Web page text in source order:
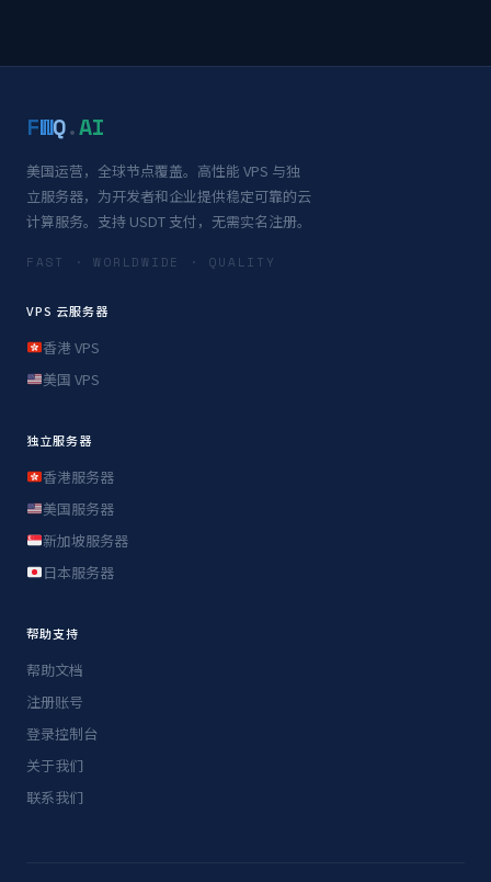
FWQ.AI
美国运营，全球节点覆盖。高性能 VPS 与独
立服务器，为开发者和企业提供稳定可靠的云
计算服务。支持 USDT 支付，无需实名注册。
FAST · WORLDWIDE · QUALITY
VPS 云服务器
香港 VPS
美国 VPS
独立服务器
香港服务器
美国服务器
新加坡服务器
日本服务器
帮助支持
帮助文档
注册账号
登录控制台
关于我们
联系我们